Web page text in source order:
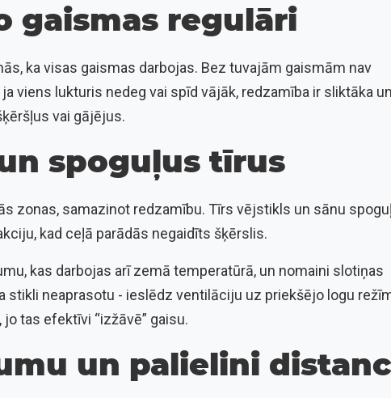
gaismas regulāri
ka visas gaismas darbojas. Bez tuvajām gaismām nav
viens lukturis nedeg vai spīd vājāk, redzamība ir sliktāka
vai gājējus.
spoguļus tīrus
zonas, samazinot redzamību. Tīrs vējstikls un sānu
kad ceļā parādās negaidīts šķērslis.
kas darbojas arī zemā temperatūrā, un nomaini slotiņas
stikli neaprasotu - ieslēdz ventilāciju uz priekšējo logu
tas efektīvi “izžāvē” gaisu.
un palielini